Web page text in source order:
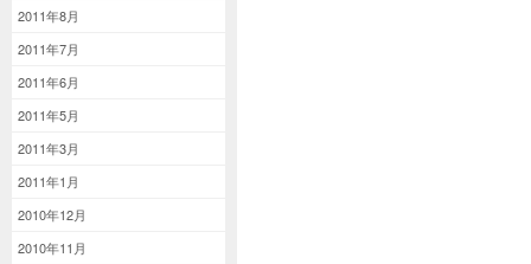
2011年8月
2011年7月
2011年6月
2011年5月
2011年3月
2011年1月
2010年12月
2010年11月